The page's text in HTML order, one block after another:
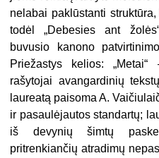
nelabai paklūstanti
todėl „Debesies ant
buvusio kanono
Priežastys kelios:
rašytojai avangardinių
laureatą paisoma A.
ir pasaulėjautos standartų;
iš devynių šimtų
pritrenkiančių atradimų